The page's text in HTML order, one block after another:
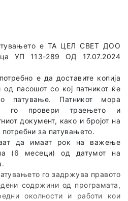
е TA ЦЕЛ СВЕТ ДОО
УП 113-289 ОД 17.07.2024
е да доставите копија
пасошот со кој патникот ќе
патување. Патникот мора
го провери траењето и
документ, како и бројот на
за патувањето.
да имаат рок на важење
(6 месеци) од датумот на
го задржува правото
содржини од програмата,
околности и работи кои